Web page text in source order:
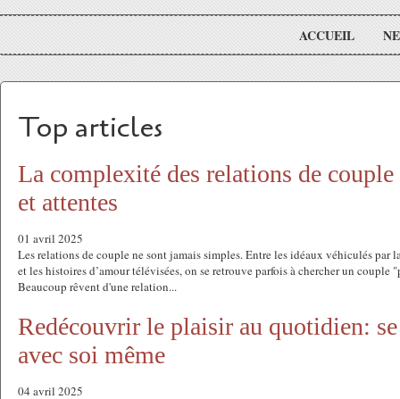
ACCUEIL
Top articles
La complexité des relations de
et attentes
01 avril 2025
Les relations de couple ne sont jamais simples. Entre les idéaux véhiculés par
et les histoires d’amour télévisées, on se retrouve parfois à chercher un
Beaucoup rêvent d'une relation...
Redécouvrir le plaisir au quotidien:
avec soi même
04 avril 2025